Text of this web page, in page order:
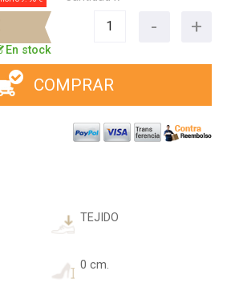
En stock
COMPRAR
TEJIDO
0 cm.